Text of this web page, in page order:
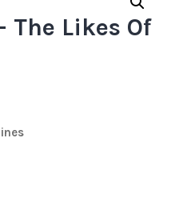
The Likes Of